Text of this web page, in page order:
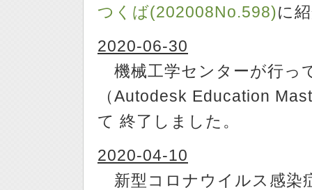
つくば(202008No.598)に
2020-06-30
機械工学センターが行っ
（Autodesk Education
て 終了しました。
2020-04-10
新型コロナウイルス感染